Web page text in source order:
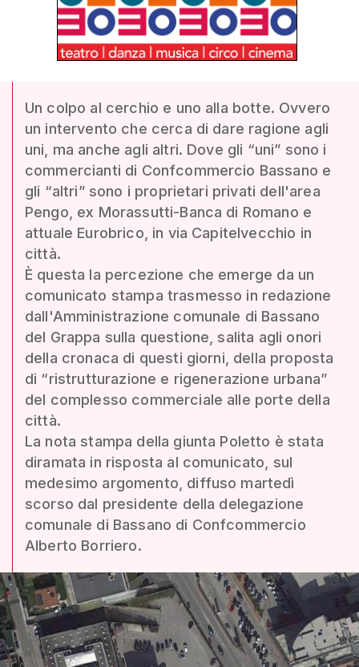
Un colpo al cerchio e uno alla botte. Ovvero
un intervento che cerca di dare ragione agli
uni, ma anche agli altri. Dove gli “uni” sono i
commercianti di Confcommercio Bassano e
gli “altri” sono i proprietari privati dell'area
Pengo, ex Morassutti-Banca di Romano e
attuale Eurobrico, in via Capitelvecchio in
città.
È questa la percezione che emerge da un
comunicato stampa trasmesso in redazione
dall'Amministrazione comunale di Bassano
del Grappa sulla questione, salita agli onori
della cronaca di questi giorni, della proposta
di “ristrutturazione e rigenerazione urbana”
del complesso commerciale alle porte della
città.
La nota stampa della giunta Poletto è stata
diramata in risposta al comunicato, sul
medesimo argomento, diffuso martedì
scorso dal presidente della delegazione
comunale di Bassano di Confcommercio
Alberto Borriero.